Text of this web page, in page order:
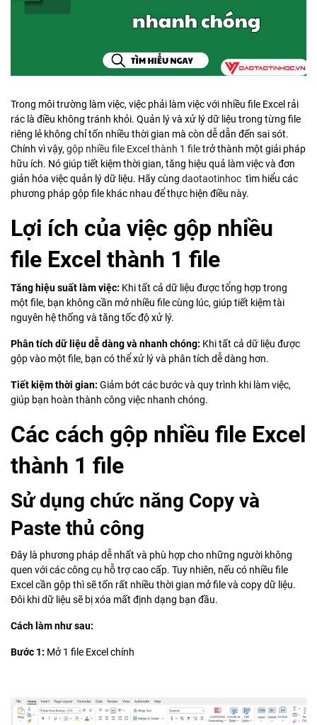
Trong môi trường làm việc, việc phải làm việc với nhiều file Excel rải
rác là điều không tránh khỏi. Quản lý và xử lý dữ liệu trong từng file
riêng lẻ không chỉ tốn nhiều thời gian mà còn dễ dẫn đến sai sót.
Chính vì vậy, gộp nhiều file Excel thành 1 filetrở thành một giải pháp
hữu ích. Nó giúp tiết kiệm thời gian, tăng hiệu quả làm việc và đơn
giản hóa việc quản lý dữ liệu. Hãy cùng daotaotinhoc tìm hiểu các
phương pháp gộp file khác nhau để thực hiện điều này.
Lợi ích của việc gộp nhiều
file Excel thành 1 file
Tăng hiệu suất làm việc: Khi tất cả dữ liệu được tổng hợp trong
một file, bạn không cần mở nhiều file cùng lúc, giúp tiết kiệm tài
nguyên hệ thống và tăng tốc độ xử lý.
Phân tích dữ liệu dễ dàng và nhanh chóng: Khi tất cả dữ liệu được
gộp vào một file, bạn có thể xử lý và phân tích dễ dàng hơn.
Tiết kiệm thời gian: Giảm bớt các bước và quy trình khi làm việc,
giúp bạn hoàn thành công việc nhanh chóng.
Các cách gộp nhiều file Excel
thành 1 file
Sử dụng chức năng Copy và
Paste thủ công
Đây là phương pháp dễ nhất và phù hợp cho những người không
quen với các công cụ hỗ trợ cao cấp. Tuy nhiên, nếu có nhiều file
Excel cần gộp thì sẽ tốn rất nhiều thời gian mở file và copy dữ liệu.
Đôi khi dữ liệu sẽ bị xóa mất định dạng bạn đầu.
Cách làm như sau:
Bước 1: Mở 1 file Excel chính